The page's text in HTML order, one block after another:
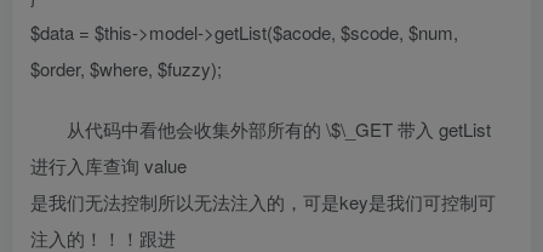
$data = $this->model->getList($acode, $scode, $num,
$order, $where, $fuzzy);
从代码中看他会收集外部所有的 \$\_GET 带入 getList
进行入库查询 value
是我们无法控制所以无法注入的，可是key是我们可控制可
注入的！！！跟进